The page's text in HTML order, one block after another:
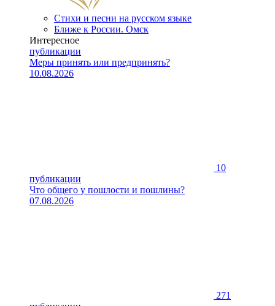
Стихи и песни на русском языке
Ближе к России. Омск
Интересное
публикации
Меры принять или предпринять?
10.08.2026
10
публикации
Что общего у пошлости и пошлины?
07.08.2026
271